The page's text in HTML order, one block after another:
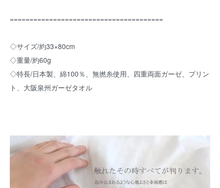
=======================================
◇サイズ/約33×80cm
◇重量/約60g
◇特長/日本製、綿100％、無撚糸使用、四重両面ガーゼ、プリン
ト、大阪泉州ガーゼタオル